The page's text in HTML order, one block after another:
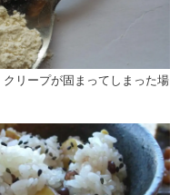
リープが固まってしまった場